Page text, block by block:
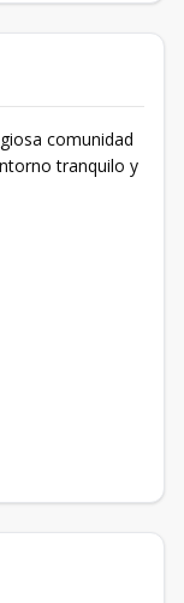
comunidad
tranquilo y